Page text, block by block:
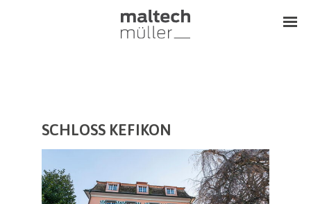
SCHLOSS KEFIKON